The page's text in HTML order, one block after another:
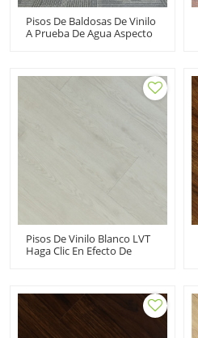
Pisos De Baldosas De Vinilo
A Prueba De Agua Aspecto
Friendly Kid Friendly Ortho
Ftalato Libre HTS 8027
Pisos De Vinilo Blanco LVT
Haga Clic En Efecto De
Mantenimiento De
Instalación Rápida 7''x48''
HIF 9102